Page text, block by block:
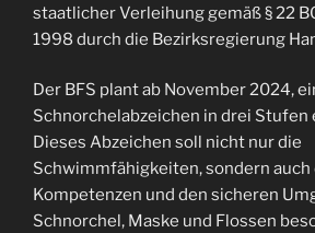
staatlicher Verleihung gemäß § 22
1998 durch die Bezirksregierung
Der BFS plant ab November 2024,
Schnorchelabzeichen in drei Stufen
Dieses Abzeichen soll nicht nur die
Schwimmfähigkeiten, sondern
Kompetenzen und den sicheren
Schnorchel, Maske und Flossen